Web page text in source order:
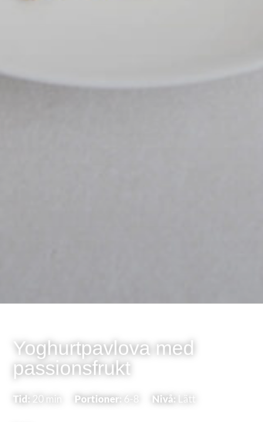
Yoghurtpavlova med
passionsfrukt
Tid: 20 min Portioner: 6-8 Nivå: Lätt